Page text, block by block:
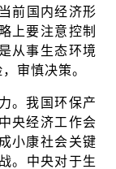
前国内经济形
上要注意控制
从事生态环境
审慎决策。
。我国环保产
央经济工作会
小康社会关键
。中央对于生